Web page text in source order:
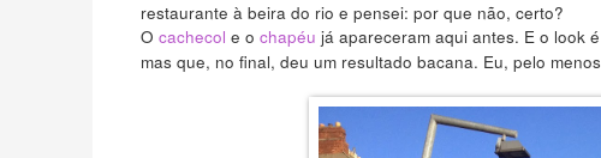
restaurante à beira do rio e pensei: por que não, certo?
O cachecol e o chapéu já apareceram aqui antes. E o look
mas que, no final, deu um resultado bacana. Eu, pelo